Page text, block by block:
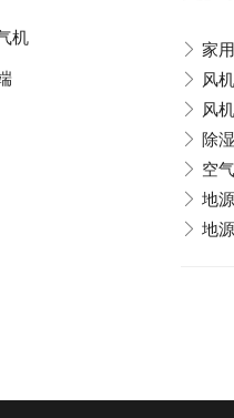
家
风
风
除
空
地
地
机